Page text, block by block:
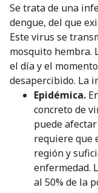
Se trata de una
dengue, del que
Este virus se
mosquito hembra.
el día y el
desapercibido. La
Epidémica.
concreto de
puede
requiere que
región y
enfermedad.
al 50% de la